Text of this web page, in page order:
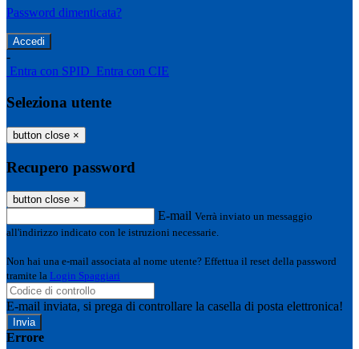
Password dimenticata?
-
Entra con SPID Entra con CIE
Seleziona utente
button close ×
Recupero password
button close ×
E-mail Verrà inviato un messaggio
all'indirizzo indicato con le istruzioni necessarie.
Non hai una e-mail associata al nome utente? Effettua il reset della password
tramite la Login Spaggiari
E-mail inviata, si prega di controllare la casella di posta elettronica!
Errore